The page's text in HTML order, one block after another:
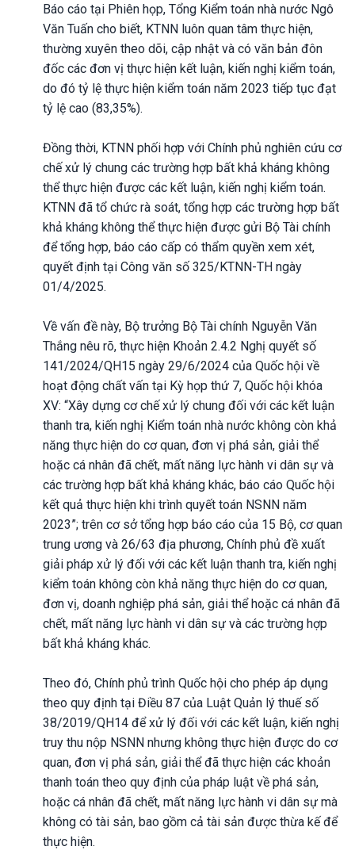
Báo cáo tại Phiên họp, Tổng Kiểm toán nhà nước Ngô
Văn Tuấn cho biết, KTNN luôn quan tâm thực hiện,
thường xuyên theo dõi, cập nhật và có văn bản đôn
đốc các đơn vị thực hiện kết luận, kiến nghị kiểm toán,
do đó tỷ lệ thực hiện kiểm toán năm 2023 tiếp tục đạt
tỷ lệ cao (83,35%).
Đồng thời, KTNN phối hợp với Chính phủ nghiên cứu cơ
chế xử lý chung các trường hợp bất khả kháng không
thể thực hiện được các kết luận, kiến nghị kiểm toán.
KTNN đã tổ chức rà soát, tổng hợp các trường hợp bất
khả kháng không thể thực hiện được gửi Bộ Tài chính
để tổng hợp, báo cáo cấp có thẩm quyền xem xét,
quyết định tại Công văn số 325/KTNN-TH ngày
01/4/2025.
Về vấn đề này, Bộ trưởng Bộ Tài chính Nguyễn Văn
Thắng nêu rõ, thực hiện Khoản 2.4.2 Nghị quyết số
141/2024/QH15 ngày 29/6/2024 của Quốc hội về
hoạt động chất vấn tại Kỳ họp thứ 7, Quốc hội khóa
XV: “Xây dựng cơ chế xử lý chung đối với các kết luận
thanh tra, kiến nghị Kiểm toán nhà nước không còn khả
năng thực hiện do cơ quan, đơn vị phá sản, giải thể
hoặc cá nhân đã chết, mất năng lực hành vi dân sự và
các trường hợp bất khả kháng khác, báo cáo Quốc hội
kết quả thực hiện khi trình quyết toán NSNN năm
2023”; trên cơ sở tổng hợp báo cáo của 15 Bộ, cơ quan
trung ương và 26/63 địa phương, Chính phủ đề xuất
giải pháp xử lý đối với các kết luận thanh tra, kiến nghị
kiểm toán không còn khả năng thực hiện do cơ quan,
đơn vị, doanh nghiệp phá sản, giải thể hoặc cá nhân đã
chết, mất năng lực hành vi dân sự và các trường hợp
bất khả kháng khác.
Theo đó, Chính phủ trình Quốc hội cho phép áp dụng
theo quy định tại Điều 87 của Luật Quản lý thuế số
38/2019/QH14 để xử lý đối với các kết luận, kiến nghị
truy thu nộp NSNN nhưng không thực hiện được do cơ
quan, đơn vị phá sản, giải thể đã thực hiện các khoản
thanh toán theo quy định của pháp luật về phá sản,
hoặc cá nhân đã chết, mất năng lực hành vi dân sự mà
không có tài sản, bao gồm cả tài sản được thừa kế để
thực hiện.